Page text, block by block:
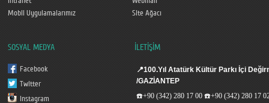
Mobil Uygulamalarımız
Site Ağacı
SOSYAL MEDYA
Facebook
Twitter
Instagram
İLETİŞİM
📍100.Yıl Atatürk Kültür Parkı İçi
/GAZİANTEP
☎️+90 (342) 280 17 00 ☎️+90 (342) 280 17